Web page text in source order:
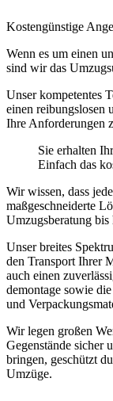
Kostengünstige
Wenn es um einen
sind wir das
Unser kompetentes
einen reibungslosen
Ihre Anforderungen
Sie erhalten
Einfach das
Wir wissen, dass
maßgeschneiderte
Umzugsberatung
Unser breites
den Transport Ihrer
auch einen
demontage sowie
und
Wir legen großen
Gegenstände sicher
bringen, geschützt
Umzüge.